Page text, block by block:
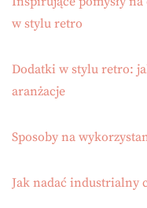
w stylu retro
Dodatki w stylu retro:
aranżacje
Sposoby na
Jak nadać industrialny